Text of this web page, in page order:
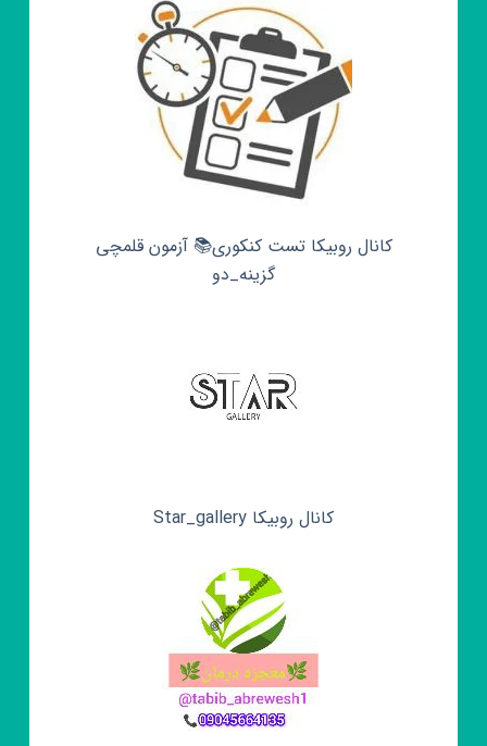
کانال روبیکا تست کنکوری📚 آزمون قلمچی‌‌
گزینه_دو
کانال روبیکا Star_gallery